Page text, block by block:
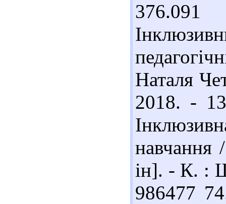
Наталя
2018. -
навчання
ін]. - К. :
986477